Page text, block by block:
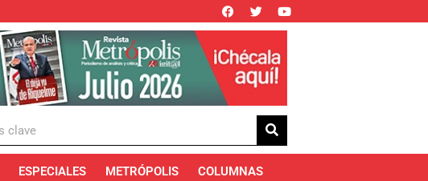
ESPECIALES METRÓPOLIS COLUMNAS